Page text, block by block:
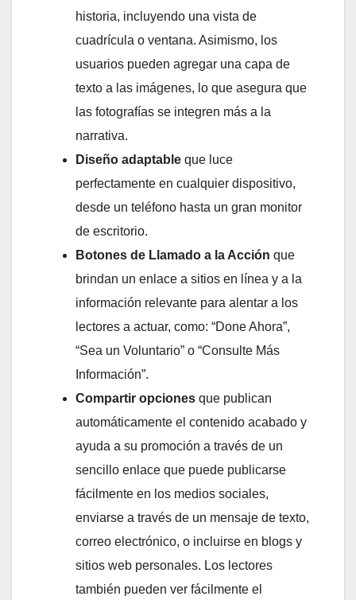
historia, incluyendo una vista de
cuadrícula o ventana. Asimismo, los
usuarios pueden agregar una capa de
texto a las imágenes, lo que asegura que
las fotografías se integren más a la
narrativa.
Diseño adaptable que luce
perfectamente en cualquier dispositivo,
desde un teléfono hasta un gran monitor
de escritorio.
Botones de Llamado a la Acción que
brindan un enlace a sitios en línea y a la
información relevante para alentar a los
lectores a actuar, como: “Done Ahora”,
“Sea un Voluntario” o “Consulte Más
Información”.
Compartir opciones que publican
automáticamente el contenido acabado y
ayuda a su promoción a través de un
sencillo enlace que puede publicarse
fácilmente en los medios sociales,
enviarse a través de un mensaje de texto,
correo electrónico, o incluirse en blogs y
sitios web personales. Los lectores
también pueden ver fácilmente el